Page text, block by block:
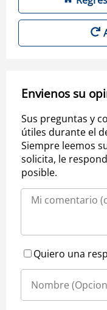
Envienos su
Sus preguntas y
útiles durante el
Siempre leemos
solicita, le
posible.
Quiero una